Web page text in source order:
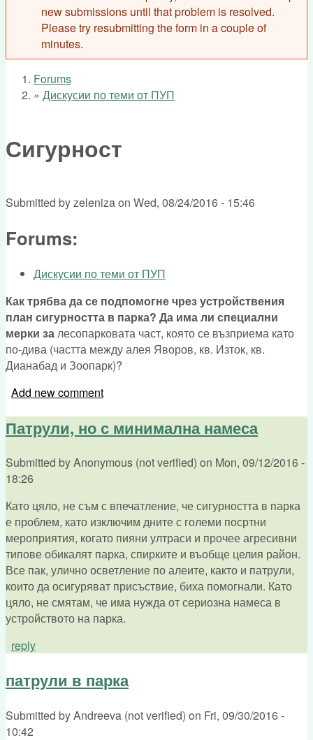
new submissions until that problem is resolved.
Please try resubmitting the form in a couple of
minutes.
You are here
Forums
» Дискусии по теми от ПУП
Сигурност
Submitted byzelenizaon Wed, 08/24/2016 - 15:46
Forums:
Дискусии по теми от ПУП
Как трябва да се подпомогне чрез устройствения
план сигурността в парка? Да има ли специални
мерки залесопарковата част, която се възприема като
по-дива (частта между алея Яворов, кв. Изток, кв.
Дианабад и Зоопарк)?
Add new comment
Патрули, но с минимална намеса
Submitted byAnonymous (not verified) on Mon, 09/12/2016 -
18:26
Като цяло, не съм с впечатление, че сигурността в парка
е проблем, като изключим дните с големи посртни
мероприятия, когато пияни ултраси и прочее агресивни
типове обикалят парка, спирките и въобще целия район.
Все пак, улично осветление по алеите, както и патрули,
които да осигуряват присъствие, биха помогнали. Като
цяло, не смятам, че има нужда от сериозна намеса в
устройството на парка.
reply
патрули в парка
Submitted byAndreeva (not verified) on Fri, 09/30/2016 -
10:42